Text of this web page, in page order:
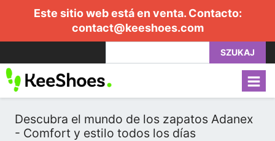
Este sitio web está en venta. Contacto:
contact@keeshoes.com
SZUKAJ
Descubra el mundo de los zapatos Adanex
- Comfort y estilo todos los días